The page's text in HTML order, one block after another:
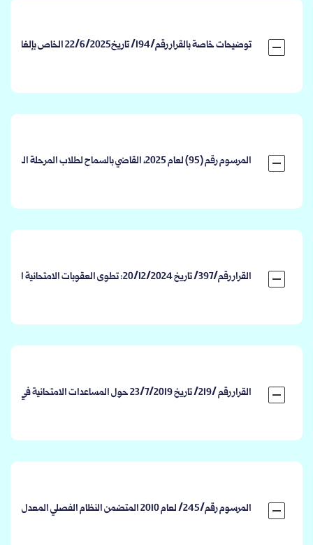
توضيحات خاصة بالقرار رقم/194/ تاريخ22/6/2025 الخاص بإلغاء الامتحان الوطني
المرسوم رقم (95) لعام 2025، القاضي بالسماح لطلاب المرحلة الجامعية الأولى، والدراسات العليا، المنقطعين بسبب الثورة منذ العام الدراسي 2010-2011 م حتى تاريخه، بالتقدم بطلبات العودة إلى قيدهم السابق في الجامعات العامة والخاصة.
القرار رقم/397/ تاريخ 20/12/2024: تطوى العقوبات الامتحانية الصادرة بحق الطلاب في الجامعات السورية العامة والخاصة.
القرار رقم /219/ تاريخ 23/7/2019 حول المساعدات الامتحانية في النظام الفصلي المعدل
المرسوم رقم/245/ لعام 2010 المتضمن النظام الفصلي المعدل ونظام الساعات المعتمدة